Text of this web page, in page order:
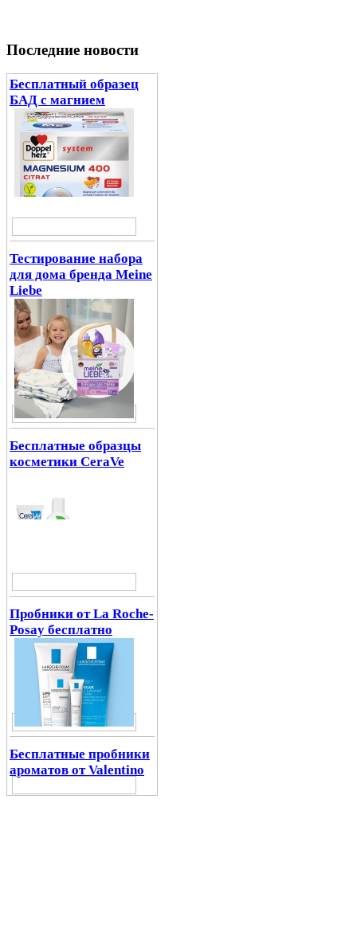
Последние новости
Бесплатный образец
БАД с магнием
Тестирование набора
для дома бренда Meine
Liebe
Бесплатные образцы
косметики CeraVe
Пробники от La Roche-
Posay бесплатно
Бесплатные пробники
ароматов от Valentino